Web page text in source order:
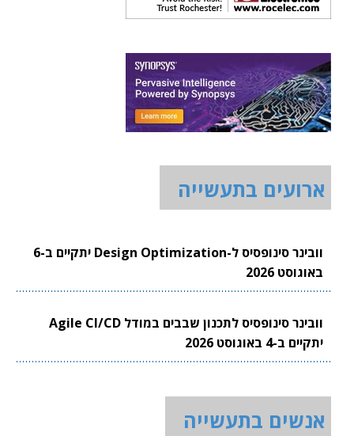
ארועים בתעשייה
וובינר סינופסיס ל-Design Optimization יתקיים ב-6
באוגוסט 2026
וובינר סינופסיס לתכנון שבבים במודל Agile CI/CD
יתקיים ב-4 באוגוסט 2026
אנשים בתעשייה